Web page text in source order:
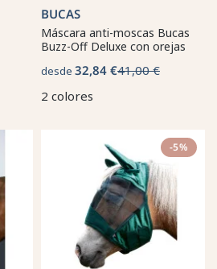
BUCAS
Máscara anti-moscas Bucas
Buzz-Off Deluxe con orejas
desde 32,84 €41,00 €
2 colores
-5%